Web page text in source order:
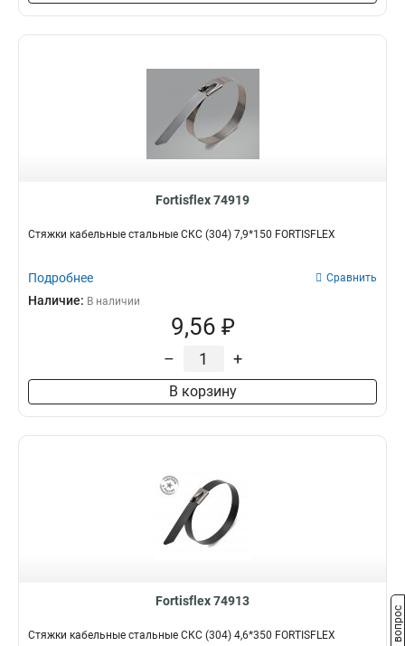
Fortisflex 74919
Стяжки кабельные стальные СКС (304) 7,9*150 FORTISFLEX
Подробнее Сравнить
Наличие: В наличии
9,56 ₽
– +
В корзину
Fortisflex 74913
Стяжки кабельные стальные СКС (304) 4,6*350 FORTISFLEX